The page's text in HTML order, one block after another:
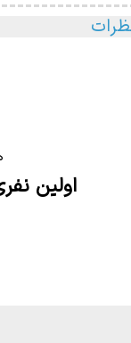
اولین